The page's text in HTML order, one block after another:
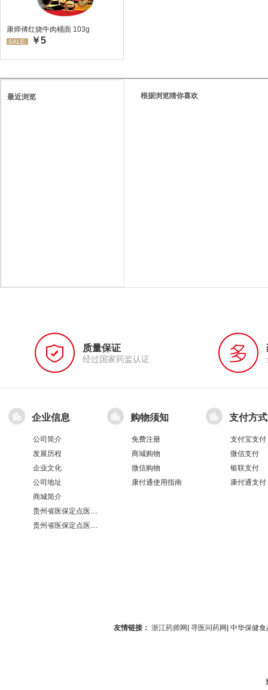
康师傅红烧牛肉桶面 103g
SALE: ￥5
最近浏览 根据浏览猜你喜欢
质量保证
经过国家药监认证
企业信息
公司简介
发展历程
企业文化
公司地址
商城简介
贵州省医保定点医疗机构医保服务情况表（第551分店）
贵州省医保定点医疗机构医保服务情况表（第100分店）
购物须知
免费注册
商城购物
微信购物
康付通使用指南
支付方式
支付宝支付
微信支付
银联支付
康付通支付
友情链接： 浙江药师网| 寻医问药网| 中华保健食